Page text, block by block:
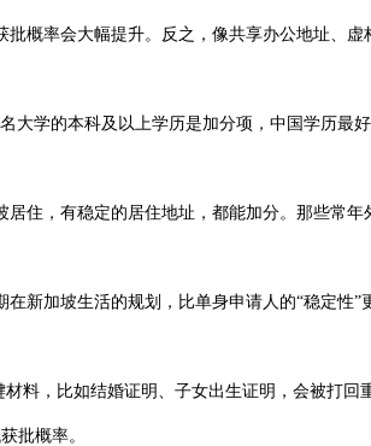
率会大幅提升。反之，像共享办公地址、虚
学的本科及以上学历是加分项，中国学历最好
，有稳定的居住地址，都能加分。那些常年
加坡生活的规划，比单身申请人的“稳定性”
，比如结婚证明、子女出生证明，会被打回重
批概率。